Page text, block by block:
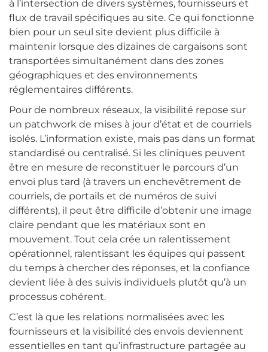
à l’intersection de divers systèmes, fournisseurs et
flux de travail spécifiques au site. Ce qui fonctionne
bien pour un seul site devient plus difficile à
maintenir lorsque des dizaines de cargaisons sont
transportées simultanément dans des zones
géographiques et des environnements
réglementaires différents.
Pour de nombreux réseaux, la visibilité repose sur
un patchwork de mises à jour d’état et de courriels
isolés. L’information existe, mais pas dans un format
standardisé ou centralisé. Si les cliniques peuvent
être en mesure de reconstituer le parcours d’un
envoi plus tard (à travers un enchevêtrement de
courriels, de portails et de numéros de suivi
différents), il peut être difficile d’obtenir une image
claire pendant que les matériaux sont en
mouvement. Tout cela crée un ralentissement
opérationnel, ralentissant les équipes qui passent
du temps à chercher des réponses, et la confiance
devient liée à des suivis individuels plutôt qu’à un
processus cohérent.
C’est là que les relations normalisées avec les
fournisseurs et la visibilité des envois deviennent
essentielles en tant qu’infrastructure partagée au